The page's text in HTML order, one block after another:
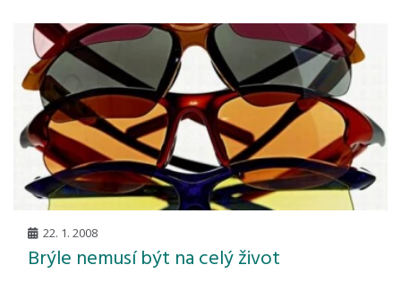
22. 1. 2008
Brýle nemusí být na celý život